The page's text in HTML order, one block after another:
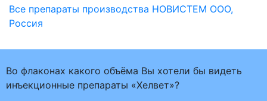
Все препараты производства НОВИСТЕМ ООО,
Россия
Во флаконах какого объёма Вы хотели бы видеть
инъекционные препараты «Хелвет»?